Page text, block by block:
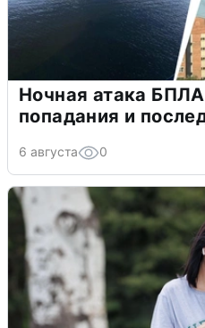
Ночная атака
попадания и
6 августа 0